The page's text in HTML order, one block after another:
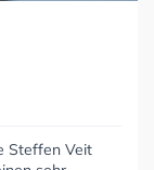
Steffen Veit